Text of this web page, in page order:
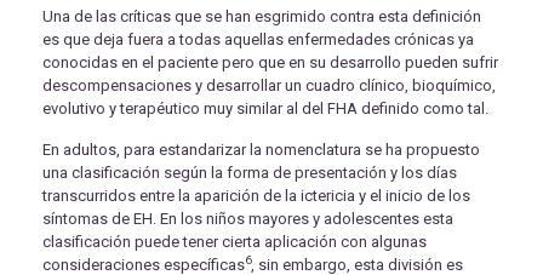
Una de las críticas que se han esgrimido contra esta definición
es que deja fuera a todas aquellas enfermedades crónicas ya
conocidas en el paciente pero que en su desarrollo pueden sufrir
descompensaciones y desarrollar un cuadro clínico, bioquímico,
evolutivo y terapéutico muy similar al del FHA definido como tal.
En adultos, para estandarizar la nomenclatura se ha propuesto
una clasificación según la forma de presentación y los días
transcurridos entre la aparición de la ictericia y el inicio de los
síntomas de EH. En los niños mayores y adolescentes esta
clasificación puede tener cierta aplicación con algunas
consideraciones específicas6, sin embargo, esta división es